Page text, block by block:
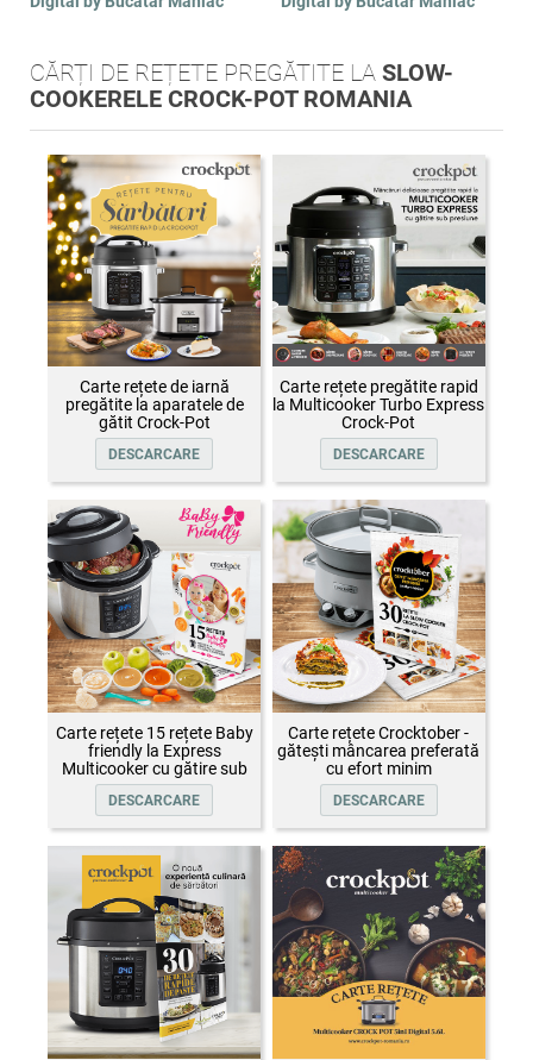
CĂRȚI DE REȚETE PREGĂTITE LASLOW-
COOKERELE CROCK-POT ROMANIA
Carte rețete de iarnă
pregătite la aparatele de
gătit Crock-Pot
DESCARCARE
Carte rețete pregătite rapid
la Multicooker Turbo Express
Crock-Pot
DESCARCARE
Carte rețete 15 rețete Baby
friendly la Express
Multicooker cu gătire sub
presiune Crock-Pot
DESCARCARE
Carte rețete Crocktober -
gătești mâncarea preferată
cu efort minim
DESCARCARE